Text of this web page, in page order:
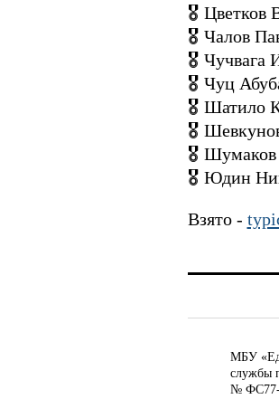
🎖 Цветков
🎖 Чалов
🎖 Чучвага
🎖 Чуц
🎖 Шатило
🎖
🎖 Шумаков
🎖 Юдин
Взято -
МБУ
службы
№ ФС77-